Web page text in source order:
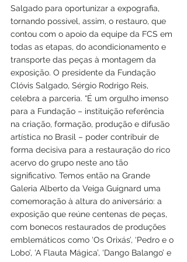
Salgado para oportunizar a expografia,
tornando possível, assim, o restauro, que
contou com o apoio da equipe da FCS em
todas as etapas, do acondicionamento e
transporte das peças à montagem da
exposição. O presidente da Fundação
Clóvis Salgado, Sérgio Rodrigo Reis,
celebra a parceria. “É um orgulho imenso
para a Fundação – instituição referência
na criação, formação, produção e difusão
artística no Brasil – poder contribuir de
forma decisiva para a restauração do rico
acervo do grupo neste ano tão
significativo. Temos então na Grande
Galeria Alberto da Veiga Guignard uma
comemoração à altura do aniversário: a
exposição que reúne centenas de peças,
com bonecos restaurados de produções
emblemáticos como ‘Os Orixás’, ‘Pedro e o
Lobo’, ‘A Flauta Mágica’, ‘Dango Balango’ e